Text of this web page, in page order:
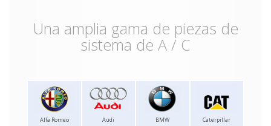
Una amplia gama de piezas de
sistema de A / C
Alfa Romeo Audi BMW Caterpillar